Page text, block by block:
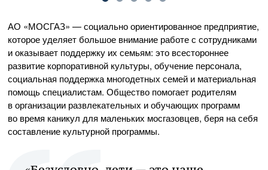
АО «МОСГАЗ» — социально ориентированное предприятие,
которое уделяет большое внимание работе с сотрудниками
и оказывает поддержку их семьям: это всестороннее
развитие корпоративной культуры, обучение персонала,
социальная поддержка многодетных семей и материальная
помощь специалистам. Общество помогает родителям
в организации развлекательных и обучающих программ
во время каникул для маленьких мосгазовцев, беря на себя
составление культурной программы.